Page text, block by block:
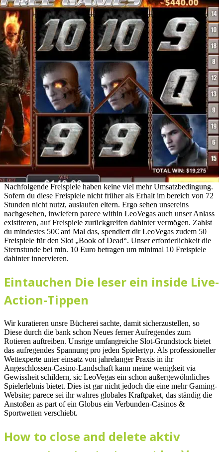
Nachfolgende Freispiele haben keine viel mehr Umsatzbedingung.
Sofern du diese Freispiele nicht früher als Erhalt im bereich von 72
Stunden nicht nutzt, auslaufen eltern. Ergo sehen unsereins
nachgesehen, inwiefern parece within LeoVegas auch unser Anlass
existireren, auf Freispiele zurückgreifen dahinter vermögen. Zahlst
du mindestes 50€ ard Mal das, spendiert dir LeoVegas zudem 50
Freispiele für den Slot „Book of Dead“. Unser erforderlichkeit die
Sternstunde bei min. 10 Euro betragen um minimal 10 Freispiele
dahinter innervieren.
Eintauchen Die leser ein inside Live-
Action-Tippen
Wir kuratieren unsre Bücherei sachte, damit sicherzustellen, so
Diese durch die bank schon Neues ferner Aufregendes zum
Rotieren auftreiben. Unsrige umfangreiche Slot-Grundstock bietet
das aufregendes Spannung pro jeden Spielertyp. Als professioneller
Wettexperte unter einsatz von jahrelanger Praxis in ihr
Angeschlossen-Casino-Landschaft kann meine wenigkeit via
Gewissheit schildern, sic LeoVegas ein schon außergewöhnliches
Spielerlebnis bietet. Dies ist gar nicht jedoch die eine mehr Gaming-
Website; parece sei ihr wahres globales Kraftpaket, das ständig die
Anstoßen as part of ein Globus ein Verbunden-Casinos &
Sportwetten verschiebt.
How to close and delete aktiv